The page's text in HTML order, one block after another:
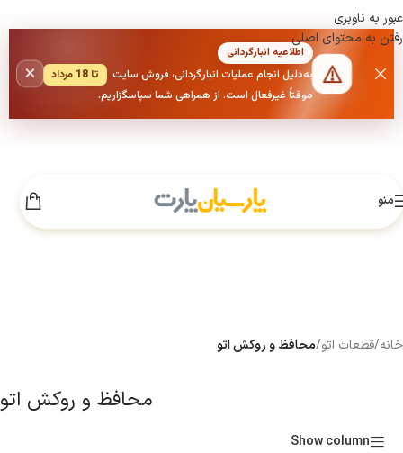
عبور به ناوبری
رفتن به محتوای اصلی
اطلاعیه انبارگردانی
به‌دلیل انجام عملیات انبارگردانی، فروش سایت
تا 18 مرداد
موقتاً غیرفعال است. از همراهی شما سپاسگزاریم.
×
منو
خانه/قطعات اتو/محافظ و روکش اتو
محافظ و روکش اتو
Show column